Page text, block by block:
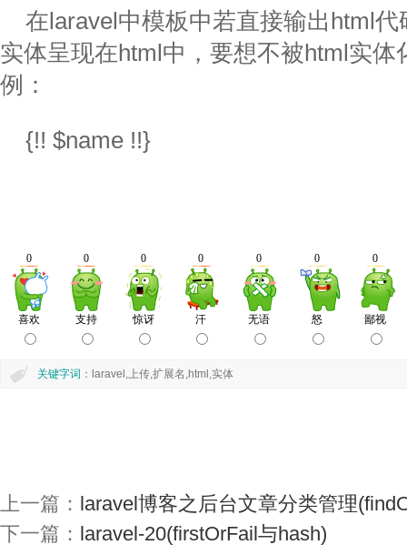
在 laravel 中模板中若直接输出 html 代
实体呈现在html 中，要想不被html 实体
例：
{!! $name !!}
关键字词 ：laravel,上传,扩展名,html,实体
上一篇： laravel博客之后台文章分类管理
下一篇： laravel-20(firstOrFail与hash)